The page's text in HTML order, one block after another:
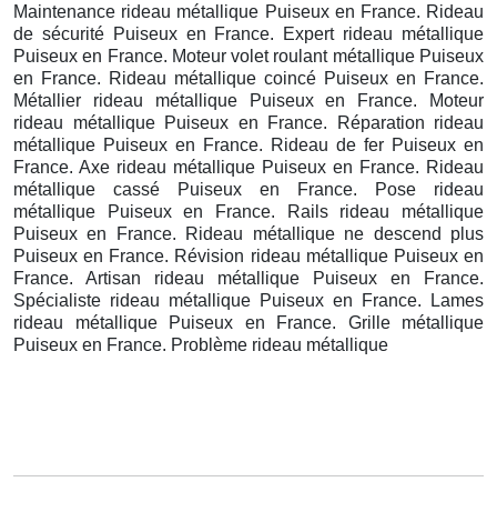
Maintenance rideau métallique Puiseux en France. Rideau
de sécurité Puiseux en France. Expert rideau métallique
Puiseux en France. Moteur volet roulant métallique Puiseux
en France. Rideau métallique coincé Puiseux en France.
Métallier rideau métallique Puiseux en France. Moteur
rideau métallique Puiseux en France. Réparation rideau
métallique Puiseux en France. Rideau de fer Puiseux en
France. Axe rideau métallique Puiseux en France. Rideau
métallique cassé Puiseux en France. Pose rideau
métallique Puiseux en France. Rails rideau métallique
Puiseux en France. Rideau métallique ne descend plus
Puiseux en France. Révision rideau métallique Puiseux en
France. Artisan rideau métallique Puiseux en France.
Spécialiste rideau métallique Puiseux en France. Lames
rideau métallique Puiseux en France. Grille métallique
Puiseux en France. Problème rideau métallique